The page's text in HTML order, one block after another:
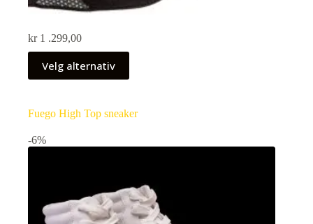
kr1 .299,00
Velg alternativ
Fuego High Top sneaker
-6%